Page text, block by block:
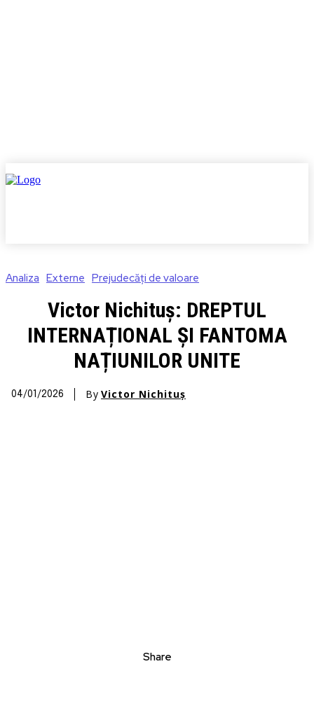
Analiza Externe Prejudecăți de valoare
Victor Nichituș: DREPTUL
INTERNAȚIONAL ȘI FANTOMA
NAȚIUNILOR UNITE
04/01/2026 By Victor Nichituș
Share